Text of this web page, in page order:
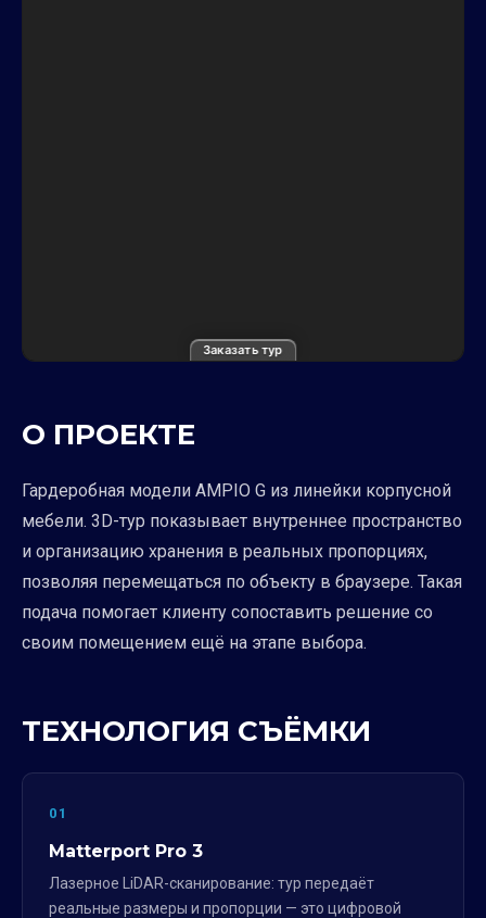
Заказать тур
О ПРОЕКТЕ
Гардеробная модели AMPIO G из линейки корпусной
мебели. 3D-тур показывает внутреннее пространство
и организацию хранения в реальных пропорциях,
позволяя перемещаться по объекту в браузере. Такая
подача помогает клиенту сопоставить решение со
своим помещением ещё на этапе выбора.
ТЕХНОЛОГИЯ СЪЁМКИ
01
Matterport Pro 3
Лазерное LiDAR-сканирование: тур передаёт
реальные размеры и пропорции — это цифровой